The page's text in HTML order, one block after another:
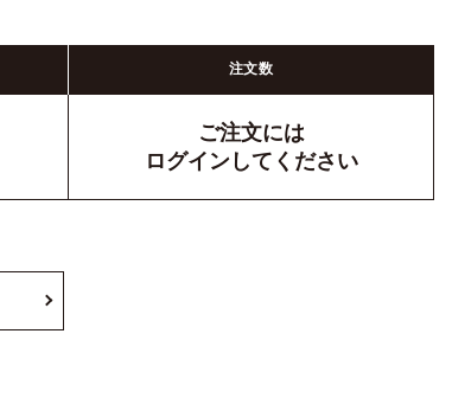
注文数
ご注文には
ログインしてください